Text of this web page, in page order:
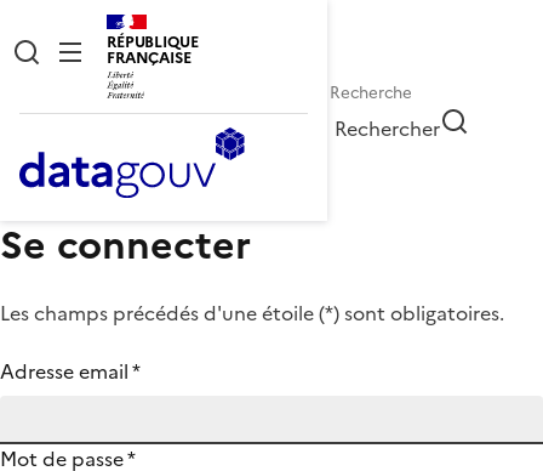
RÉPUBLIQUE
FRANÇAISE
Rechercher
Se connecter
Les champs précédés d'une étoile (*) sont obligatoires.
Adresse email*
Mot de passe*